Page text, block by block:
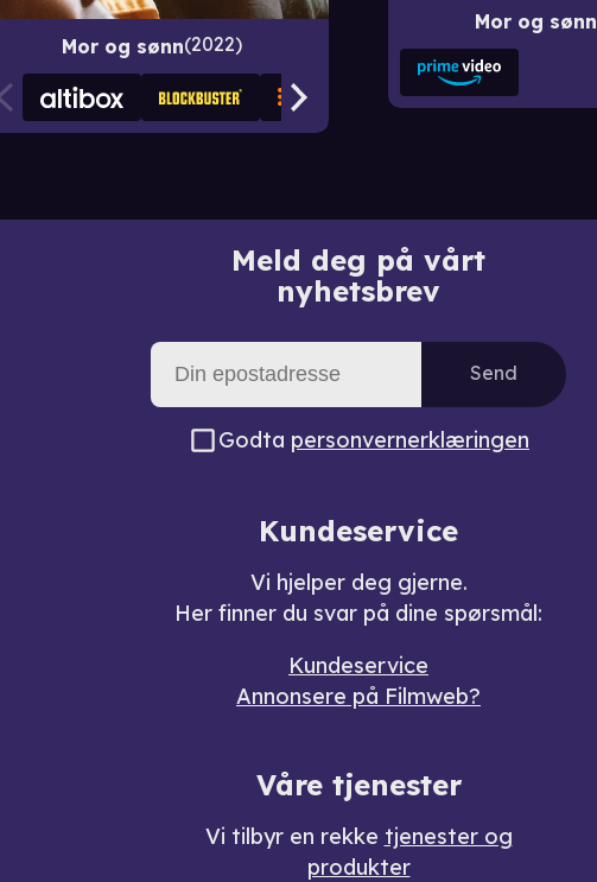
Mor og sønn 2022
Mor og sønn
Meld deg på vårt
nyhetsbrev
Send
Godta personvernerklæringen
Kundeservice
Vi hjelper deg gjerne.
Her finner du svar på dine spørsmål:
Kundeservice
Annonsere på Filmweb?
Våre tjenester
Vi tilbyr en rekke tjenester og
produkter